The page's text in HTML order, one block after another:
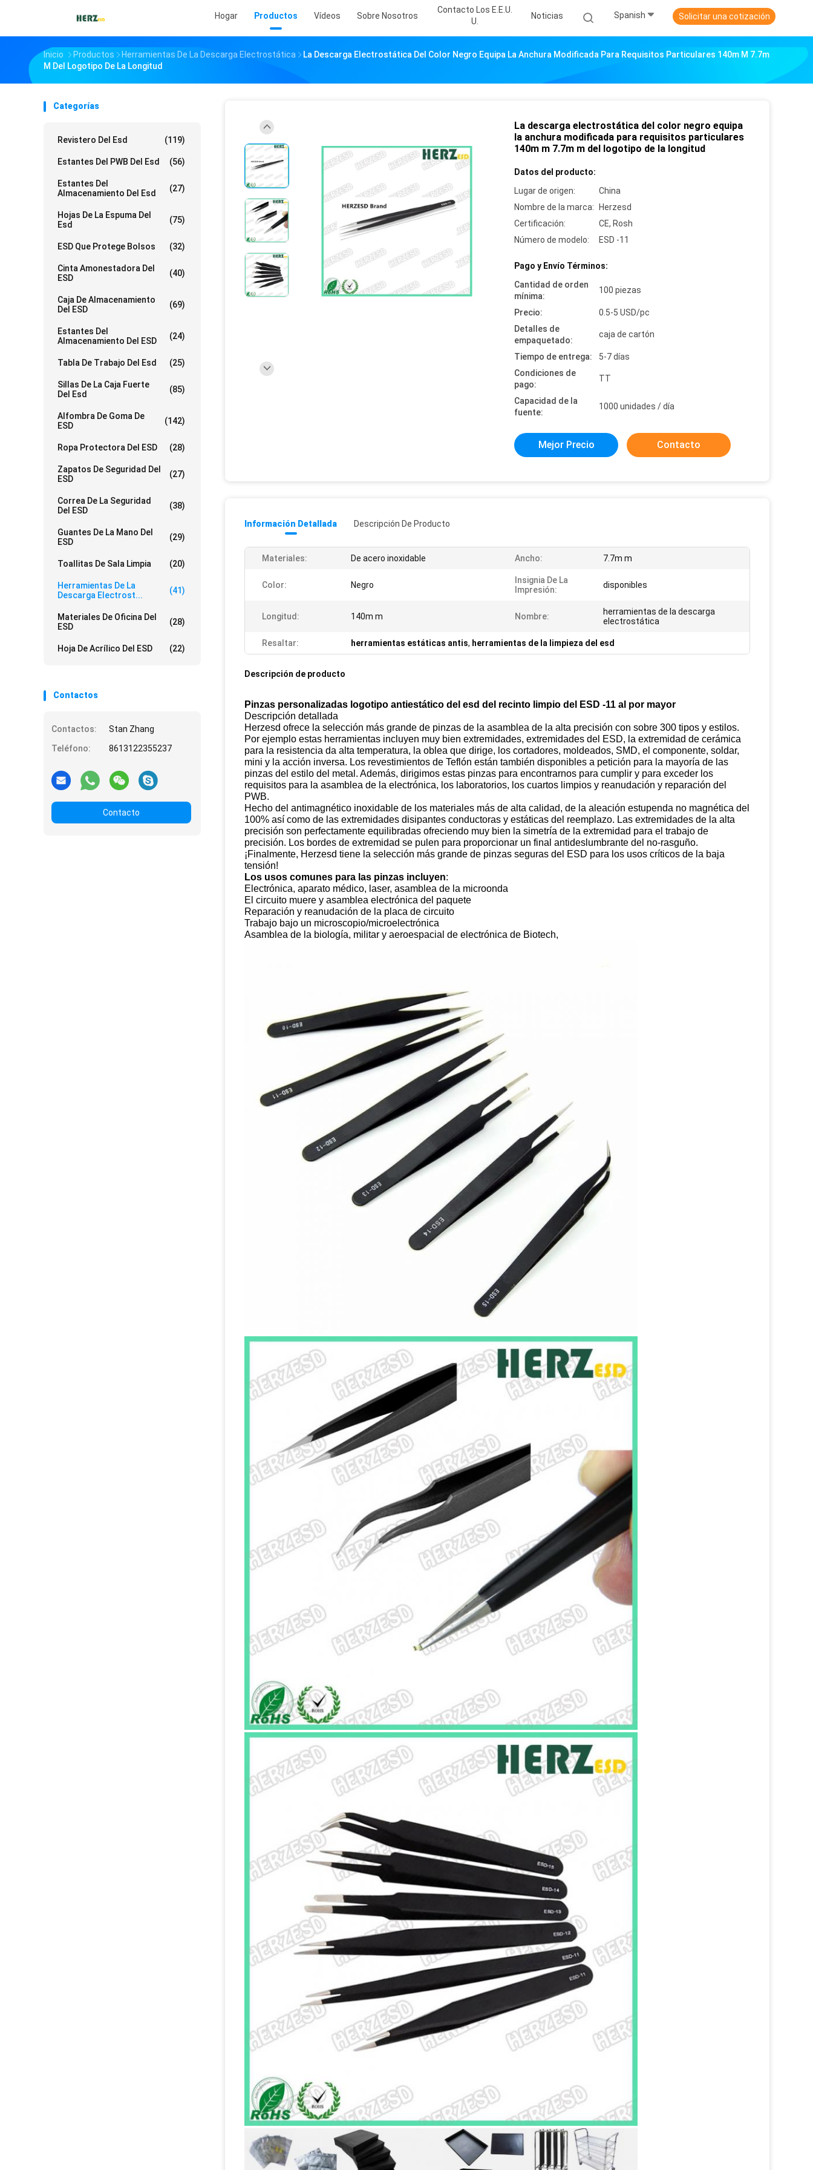
Hogar Productos Vídeos Sobre Nosotros
Contacto Los E.E.U.
U.
Noticias Spanish Solicitar una cotización
Inicio Productos Herramientas De La Descarga Electrostática
La Descarga Electrostática Del Color Negro Equipa La Anchura Modificada Para Requisitos Particulares 140m M 7.7m
M Del Logotipo De La Longitud
Categorías
Revistero Del Esd (119)
Estantes Del PWB Del Esd (56)
Estantes Del
Almacenamiento Del Esd
(27)
Hojas De La Espuma Del
Esd
(75)
ESD Que Protege Bolsos (32)
Cinta Amonestadora Del
ESD
(40)
Caja De Almacenamiento
Del ESD
(69)
Estantes Del
Almacenamiento Del ESD
(24)
Tabla De Trabajo Del Esd (25)
Sillas De La Caja Fuerte
Del Esd
(85)
Alfombra De Goma De
ESD
(142)
Ropa Protectora Del ESD (28)
Zapatos De Seguridad Del
ESD
(27)
Correa De La Seguridad
Del ESD
(38)
Guantes De La Mano Del
ESD
(29)
Toallitas De Sala Limpia (20)
Herramientas De La
Descarga Electrost...
(41)
Materiales De Oficina Del
ESD
(28)
Hoja De Acrílico Del ESD (22)
Contactos
Contactos:
Stan Zhang
Teléfono:
8613122355237
Contacto
La descarga electrostática del color negro equipa
la anchura modificada para requisitos particulares
140m m 7.7m m del logotipo de la longitud
Datos del producto:
Lugar de origen:
China
Nombre de la marca:
Herzesd
Certificación:
CE, Rosh
Número de modelo:
ESD -11
Pago y Envío Términos:
Cantidad de orden
mínima:
100 piezas
Precio:
0.5-5 USD/pc
Detalles de
empaquetado:
caja de cartón
Tiempo de entrega:
5-7 días
Condiciones de
pago:
TT
Capacidad de la
fuente:
1000 unidades / día
Mejor Precio Contacto
Información Detallada Descripción De Producto
Materiales: De acero inoxidable Ancho: 7.7m m
Color: Negro
Insignia De La
Impresión:
disponibles
Longitud: 140m m Nombre:
herramientas de la descarga
electrostática
Resaltar: herramientas estáticas antis, herramientas de la limpieza del esd
Descripción de producto
Pinzas personalizadas logotipo antiestático del esd del recinto limpio del ESD -11 al por mayor
Descripción detallada
Herzesd ofrece la selección más grande de pinzas de la asamblea de la alta precisión con sobre 300 tipos y estilos.
Por ejemplo estas herramientas incluyen muy bien extremidades, extremidades del ESD, la extremidad de cerámica
para la resistencia da alta temperatura, la oblea que dirige, los cortadores, moldeados, SMD, el componente, soldar,
mini y la acción inversa. Los revestimientos de Teflón están también disponibles a petición para la mayoría de las
pinzas del estilo del metal. Además, dirigimos estas pinzas para encontrarnos para cumplir y para exceder los
requisitos para la asamblea de la electrónica, los laboratorios, los cuartos limpios y reanudación y reparación del
PWB.
Hecho del antimagnético inoxidable de los materiales más de alta calidad, de la aleación estupenda no magnética del
100% así como de las extremidades disipantes conductoras y estáticas del reemplazo. Las extremidades de la alta
precisión son perfectamente equilibradas ofreciendo muy bien la simetría de la extremidad para el trabajo de
precisión. Los bordes de extremidad se pulen para proporcionar un final antideslumbrante del no-rasguño.
¡Finalmente, Herzesd tiene la selección más grande de pinzas seguras del ESD para los usos críticos de la baja
tensión!
Los usos comunes para las pinzas incluyen:
Electrónica, aparato médico, laser, asamblea de la microonda
El circuito muere y asamblea electrónica del paquete
Reparación y reanudación de la placa de circuito
Trabajo bajo un microscopio/microelectrónica
Asamblea de la biología, militar y aeroespacial de electrónica de Biotech,